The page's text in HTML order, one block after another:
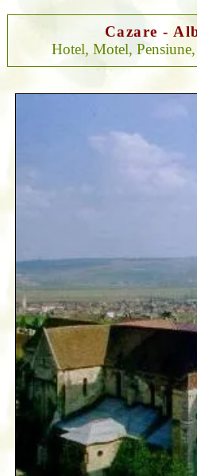
Cazare -
Hotel, Motel,